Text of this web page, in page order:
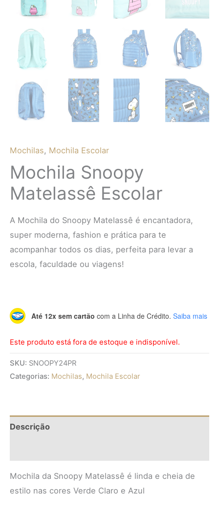
Mochilas, Mochila Escolar
Mochila Snoopy
Matelassê Escolar
A Mochila do Snoopy Matelassê é encantadora,
super moderna, fashion e prática para te
acompanhar todos os dias, perfeita para levar a
escola, faculdade ou viagens!
Até 12x sem cartão com a Linha de Crédito. Saiba mais
Este produto está fora de estoque e indisponível.
SKU: SNOOPY24PR
Categorias: Mochilas, Mochila Escolar
Descrição
Mochila da Snoopy Matelassê é linda e cheia de
estilo nas cores Verde Claro e Azul